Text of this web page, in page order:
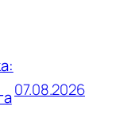
07.08.2026